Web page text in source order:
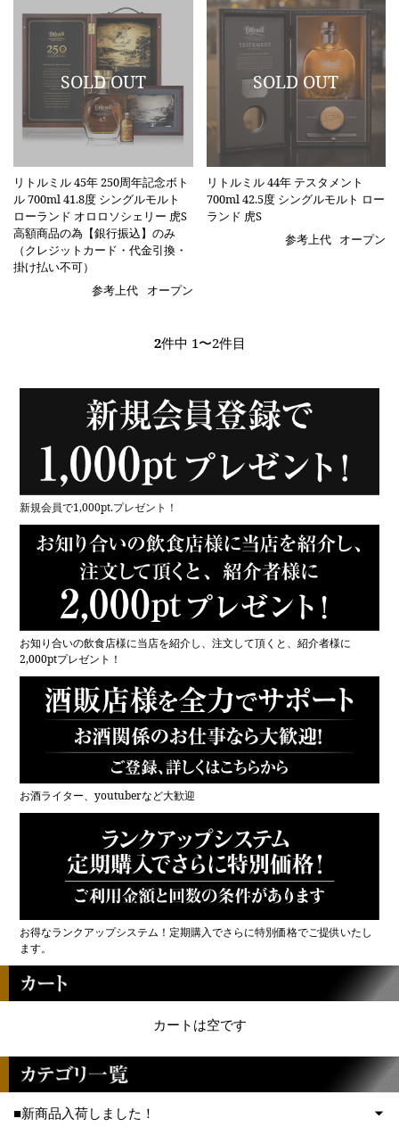
リトルミル 45年 250周年記念ボト
ル 700ml 41.8度 シングルモルト
ローランド オロロソシェリー 虎S
高額商品の為【銀行振込】のみ
（クレジットカード・代金引換・
掛け払い不可）
参考上代
オープン
リトルミル 44年 テスタメント
700ml 42.5度 シングルモルト ロー
ランド 虎S
参考上代 オープン
2件中 1〜2件目
新規会員で1,000pt.プレゼント！
お知り合いの飲食店様に当店を紹介し、注文して頂くと、紹介者様に
2,000ptプレゼント！
お酒ライター、youtuberなど大歓迎
お得なランクアップシステム！定期購入でさらに特別価格でご提供いたし
ます。
カートは空です
■新商品入荷しました！